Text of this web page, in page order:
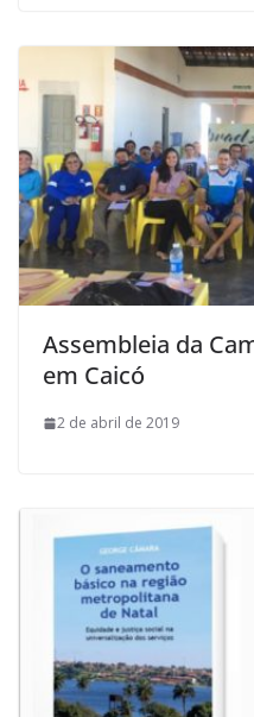
Assembleia da
em Caicó
2 de abril de 2019